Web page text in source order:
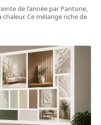
de l'année par Pantone,
Ce mélange riche de